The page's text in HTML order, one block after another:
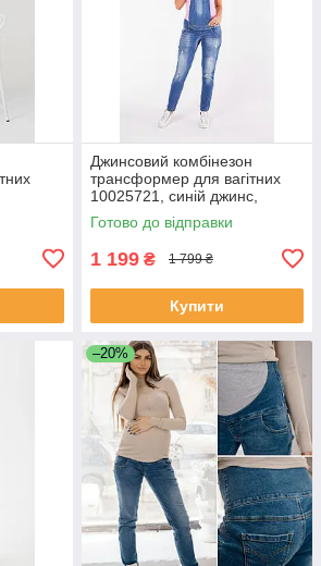
Джинсовий комбінезон
трансформер для вагітних
10025721, синій джинс,
розмір 42
Готово до відправки
1 199 ₴ 1 799 ₴
Купити
–20%